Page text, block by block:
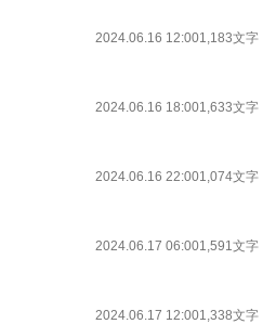
2024.06.16 12:001,183文字
2024.06.16 18:001,633文字
2024.06.16 22:001,074文字
2024.06.17 06:001,591文字
2024.06.17 12:001,338文字